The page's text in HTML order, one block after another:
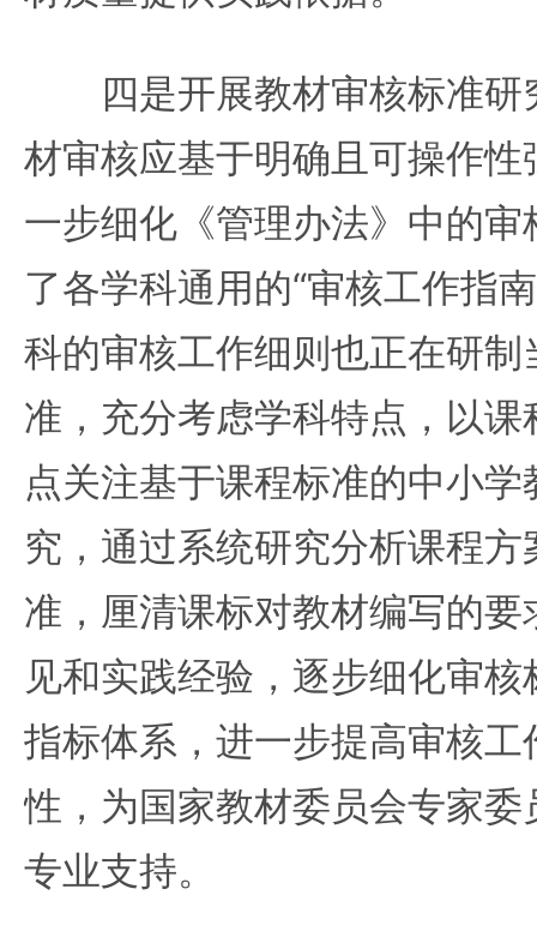
四是开展教材审核标准研
材审核应基于明确且可操作
一步细化《管理办法》中的
了各学科通用的“审核工作指
科的审核工作细则也正在研
准，充分考虑学科特点，以
点关注基于课程标准的中小
究，通过系统研究分析课程
准，厘清课标对教材编写的
见和实践经验，逐步细化审
指标体系，进一步提高审核
性，为国家教材委员会专家
专业支持。